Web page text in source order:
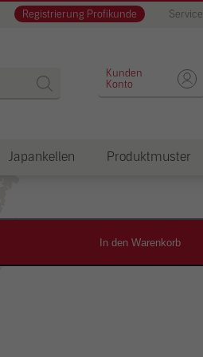
Registrierung Profikunde Service
Kunden
Konto
Japankellen Produktmuster
Designputz
In den Warenkorb